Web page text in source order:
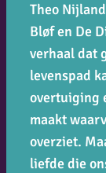
Theo
Bløf en De
verhaal dat
levenspad
overtuiging
maakt
overziet.
liefde die